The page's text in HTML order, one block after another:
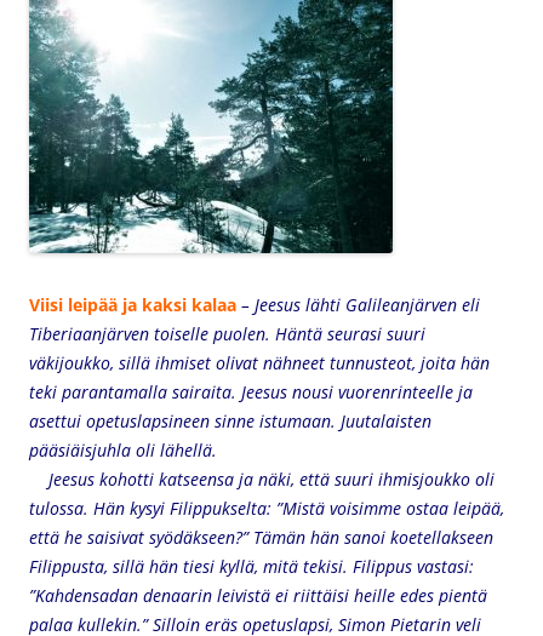
Viisi leipää ja kaksi kalaa – Jeesus lähti Galileanjärven eli
Tiberiaanjärven toiselle puolen. Häntä seurasi suuri
väkijoukko, sillä ihmiset olivat nähneet tunnusteot, joita hän
teki parantamalla sairaita. Jeesus nousi vuorenrinteelle ja
asettui opetuslapsineen sinne istumaan. Juutalaisten
pääsiäisjuhla oli lähellä.
Jeesus kohotti katseensa ja näki, että suuri ihmisjoukko oli
tulossa. Hän kysyi Filippukselta: ”Mistä voisimme ostaa leipää,
että he saisivat syödäkseen?” Tämän hän sanoi koetellakseen
Filippusta, sillä hän tiesi kyllä, mitä tekisi. Filippus vastasi:
”Kahdensadan denaarin leivistä ei riittäisi heille edes pientä
palaa kullekin.” Silloin eräs opetuslapsi, Simon Pietarin veli